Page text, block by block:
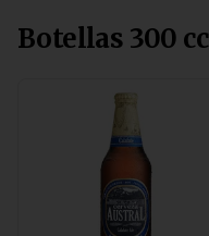
Botellas 300 cc